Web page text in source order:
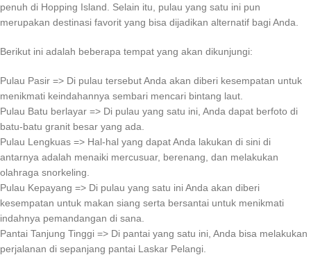
penuh di Hopping Island. Selain itu, pulau yang satu ini pun
merupakan destinasi favorit yang bisa dijadikan alternatif bagi Anda.
Berikut ini adalah beberapa tempat yang akan dikunjungi:
Pulau Pasir => Di pulau tersebut Anda akan diberi kesempatan untuk
menikmati keindahannya sembari mencari bintang laut.
Pulau Batu berlayar => Di pulau yang satu ini, Anda dapat berfoto di
batu-batu granit besar yang ada.
Pulau Lengkuas => Hal-hal yang dapat Anda lakukan di sini di
antarnya adalah menaiki mercusuar, berenang, dan melakukan
olahraga snorkeling.
Pulau Kepayang => Di pulau yang satu ini Anda akan diberi
kesempatan untuk makan siang serta bersantai untuk menikmati
indahnya pemandangan di sana.
Pantai Tanjung Tinggi => Di pantai yang satu ini, Anda bisa melakukan
perjalanan di sepanjang pantai Laskar Pelangi.